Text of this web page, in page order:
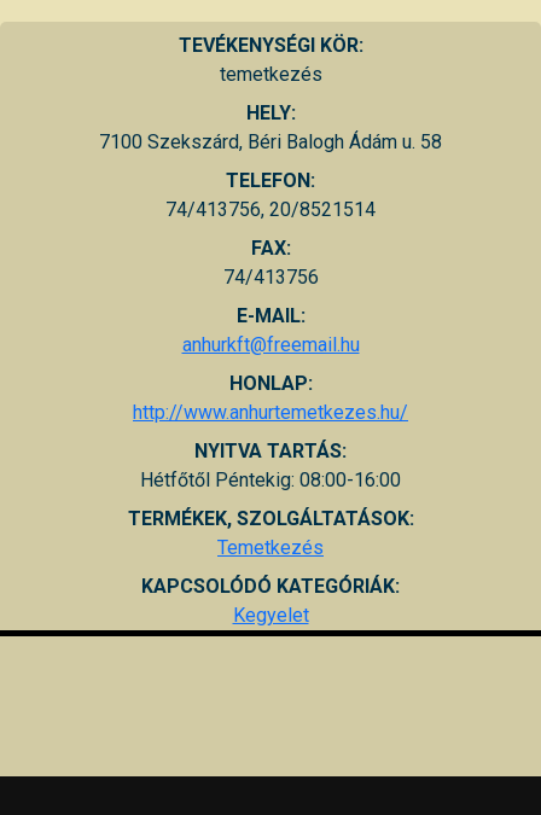
TEVÉKENYSÉGI KÖR:
temetkezés
HELY:
7100 Szekszárd, Béri Balogh Ádám u. 58
TELEFON:
74/413756, 20/8521514
FAX:
74/413756
E-MAIL:
anhurkft@freemail.hu
HONLAP:
http://www.anhurtemetkezes.hu/
NYITVA TARTÁS:
Hétfőtől Péntekig: 08:00-16:00
TERMÉKEK, SZOLGÁLTATÁSOK:
Temetkezés
KAPCSOLÓDÓ KATEGÓRIÁK:
Kegyelet